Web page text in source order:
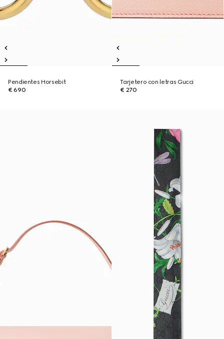
Pendientes Horsebit
€ 690
Tarjetero con letras Gucci
€ 270